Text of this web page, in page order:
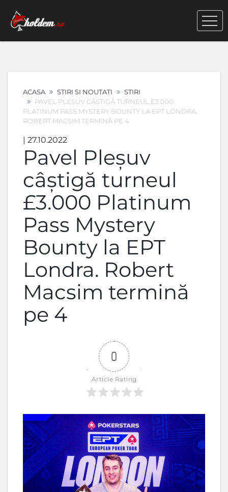
ACASA STIRI SI NOUTATI
STIRI
PAVEL PLEȘUV CÂȘTIGĂ TURNEUL £3.000
PLATINUM PASS MYSTERY BOUNTY LA EPT LONDRA.
ROBERT MACSIM TERMINĂ PE 4
| 27.10.2022
Pavel Pleșuv
câștigă turneul
£3.000 Platinum
Pass Mystery
Bounty la EPT
Londra. Robert
Macsim termină
pe 4
0
Article Rating